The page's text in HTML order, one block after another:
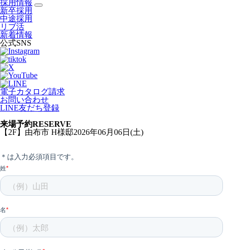
採用情報
新卒採用
中途採用
リブ活
新着情報
公式SNS
電子カタログ請求
お問い合わせ
LINE友だち登録
来場予約RESERVE
【2F】由布市 H様邸2026年06月06日(土)